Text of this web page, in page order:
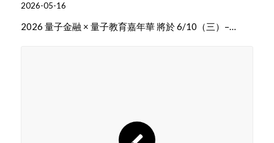
2026-05-16
2026 量子金融 × 量子教育嘉年華 將於 6/10（三）–…